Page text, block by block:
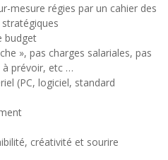
mesure régies par un cahier des
budget
», pas charges salariales, pas
prévoir, etc …
(PC, logiciel, standard
créativité et sourire